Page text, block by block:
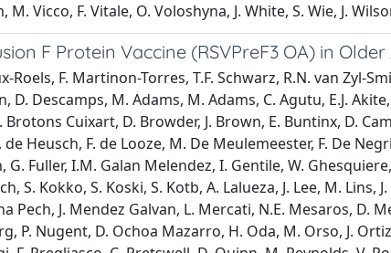
Vicco, F. Vitale, O. Voloshyna, J. White, S. Wie, J.
F Protein Vaccine (RSVPreF3 OA) in Older
Roels, F. Martinon-Torres, T.F. Schwarz, R.N. van Zyl-
Descamps, M. Adams, M. Adams, C. Agutu, E.J.
Cuixart, D. Browder, J. Brown, E. Buntinx, D.
Heusch, F. de Looze, M. De Meulemeester, F. De
Fuller, I.M. Galan Melendez, I. Gentile, W.
S. Kokko, S. Koski, S. Kotb, A. Lalueza, J. Lee, M.
J. Mendez Galvan, L. Mercati, N.E. Mesaros, D.
P. Nugent, D. Ochoa Mazarro, H. Oda, M. Orso, J.